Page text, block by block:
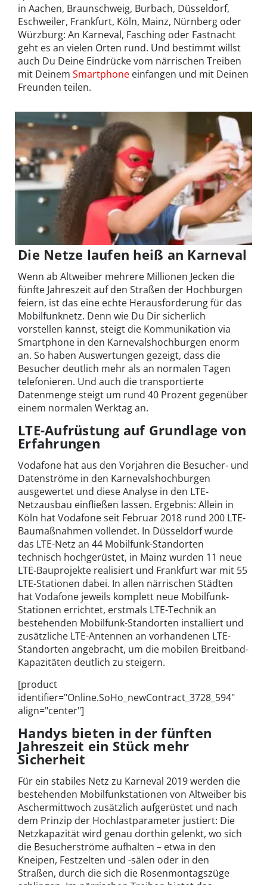
in Aachen, Braunschweig, Burbach, Düsseldorf,
Eschweiler, Frankfurt, Köln, Mainz, Nürnberg oder
Würzburg: An Karneval, Fasching oder Fastnacht
geht es an vielen Orten rund. Und bestimmt willst
auch Du Deine Eindrücke vom närrischen Treiben
mit Deinem Smartphone einfangen und mit Deinen
Freunden teilen.
Die Netze laufen heiß an Karneval
Wenn ab Altweiber mehrere Millionen Jecken die
fünfte Jahreszeit auf den Straßen der Hochburgen
feiern, ist das eine echte Herausforderung für das
Mobilfunknetz. Denn wie Du Dir sicherlich
vorstellen kannst, steigt die Kommunikation via
Smartphone in den Karnevalshochburgen enorm
an. So haben Auswertungen gezeigt, dass die
Besucher deutlich mehr als an normalen Tagen
telefonieren. Und auch die transportierte
Datenmenge steigt um rund 40 Prozent gegenüber
einem normalen Werktag an.
LTE-Aufrüstung auf Grundlage von
Erfahrungen
Vodafone hat aus den Vorjahren die Besucher- und
Datenströme in den Karnevalshochburgen
ausgewertet und diese Analyse in den LTE-
Netzausbau einfließen lassen. Ergebnis: Allein in
Köln hat Vodafone seit Februar 2018 rund 200 LTE-
Baumaßnahmen vollendet. In Düsseldorf wurde
das LTE-Netz an 44 Mobilfunk-Standorten
technisch hochgerüstet, in Mainz wurden 11 neue
LTE-Bauprojekte realisiert und Frankfurt war mit 55
LTE-Stationen dabei. In allen närrischen Städten
hat Vodafone jeweils komplett neue Mobilfunk-
Stationen errichtet, erstmals LTE-Technik an
bestehenden Mobilfunk-Standorten installiert und
zusätzliche LTE-Antennen an vorhandenen LTE-
Standorten angebracht, um die mobilen Breitband-
Kapazitäten deutlich zu steigern.
[product
identifier="Online.SoHo_newContract_3728_594"
align="center"]
Handys bieten in der fünften
Jahreszeit ein Stück mehr
Sicherheit
Für ein stabiles Netz zu Karneval 2019 werden die
bestehenden Mobilfunkstationen von Altweiber bis
Aschermittwoch zusätzlich aufgerüstet und nach
dem Prinzip der Hochlastparameter justiert: Die
Netzkapazität wird genau dorthin gelenkt, wo sich
die Besucherströme aufhalten – etwa in den
Kneipen, Festzelten und -sälen oder in den
Straßen, durch die sich die Rosenmontagszüge